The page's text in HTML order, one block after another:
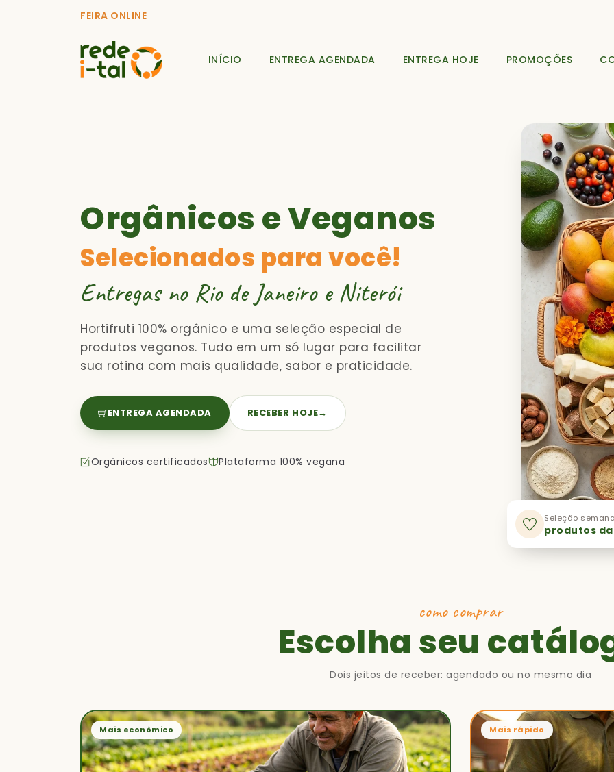
FEIRA ONLINE
INÍCIO ENTREGA AGENDADA ENTREGA HOJE PROMOÇÕES
Orgânicos e Veganos
Selecionados para você!
Entregas no Rio de Janeiro e Niterói
Hortifruti 100% orgânico e uma seleção especial de
produtos veganos. Tudo em um só lugar para facilitar
sua rotina com mais qualidade, sabor e praticidade.
ENTREGA AGENDADA RECEBER HOJE→
Orgânicos certificados Plataforma 100% vegana
Seleção
produtos
como comprar
Escolha seu
Dois jeitos de receber: agendado ou no mesmo dia
Mais econômico Mais rápido